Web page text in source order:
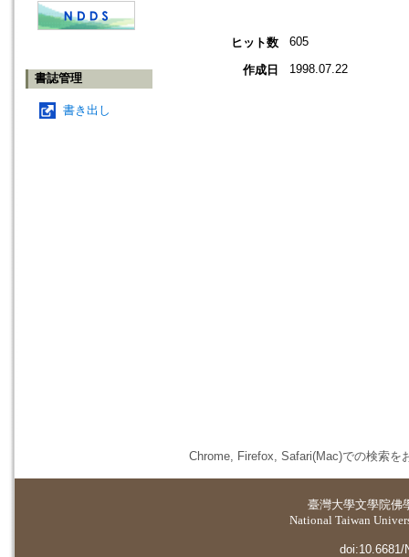
書誌管理
書き出し
ヒット数 605
作成日 1998.07.22
Chrome, Firefox, Safari(Mac)での検索を
臺灣大學文學院佛
National Taiwan
doi:10.6681/